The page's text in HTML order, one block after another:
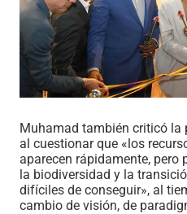
Muhamad también criticó
al cuestionar que «los
aparecen rápidamente, pero
la biodiversidad y la
difíciles de conseguir», al
cambio de visión, de